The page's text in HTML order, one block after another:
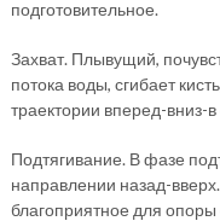
подготовительное.
Захват. Плывущий,
потока воды, сгибает
траектории вперед-вниз-в
Подтягивание. В фазе
направлении назад-
благоприятное для